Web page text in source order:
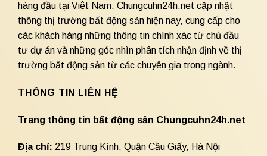
hàng đầu tại Việt Nam. Chungcuhn24h.net cập nhật
thông thị trường bất động sản hiện nay, cung cấp cho
các khách hàng những thông tin chính xác từ chủ đầu
tư dự án và những góc nhìn phân tích nhận định về thị
trường bất động sản từ các chuyên gia trong ngành.
THÔNG TIN LIÊN HỆ
Trang thông tin bất động sản Chungcuhn24h.net
Địa chỉ: 219 Trung Kính, Quận Cầu Giấy, Hà Nội